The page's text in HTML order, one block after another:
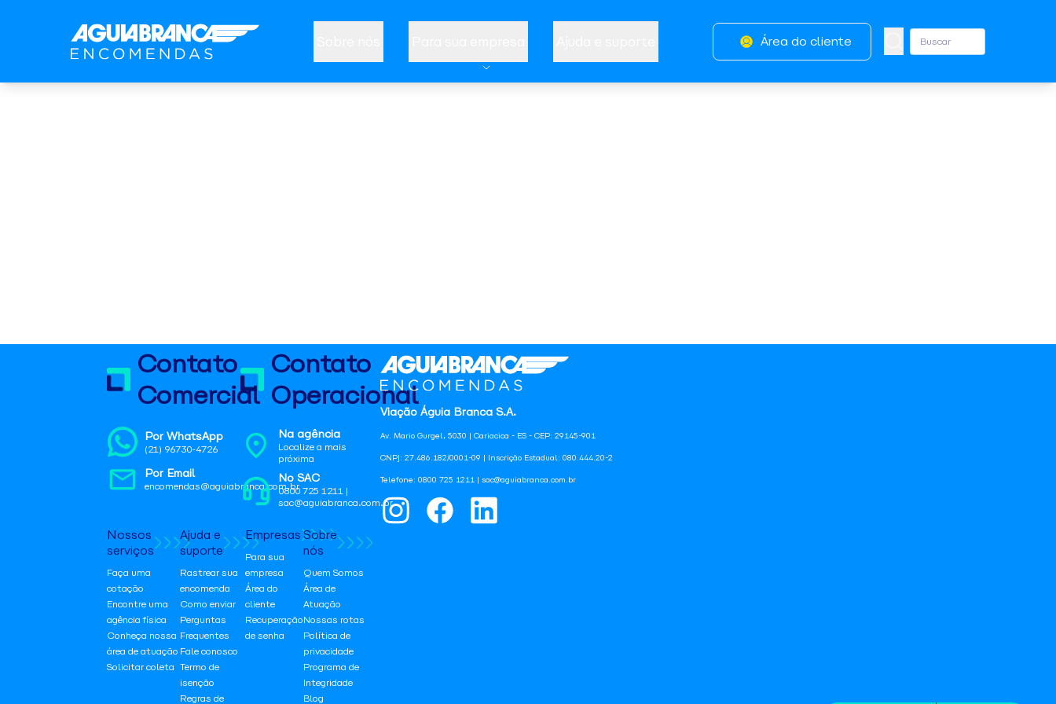
Área do cliente
Viação Águia Branca S.A.
Av. Mario Gurgel, 5030 | Cariacica - ES - CEP: 29145-901
CNPJ: 27.486.182/0001-09 | Inscrição Estadual: 080.444.20-2
Telefone: 0800 725 1211 | sac@aguiabranca.com.br
Contato
Comercial
Por WhatsApp
(21) 96730-4726
Por Email
encomendas@aguiabranca.com.br
Contato
Operacional
Na agência
Localize a mais
próxima
No SAC
0800 725 1211 |
sac@aguiabranca.com.br
Nossos
serviços
Faça uma
cotação
Encontre uma
agência física
Conheça nossa
área de atuação
Solicitar coleta
Ajuda e
suporte
Rastrear sua
encomenda
Como enviar
Perguntas
Frequentes
Fale conosco
Termo de
isenção
Regras de
Empresas
Para sua
empresa
Área do
cliente
Recuperação
de senha
Sobre
nós
Quem Somos
Área de
Atuação
Nossas rotas
Política de
privacidade
Programa de
Integridade
Blog